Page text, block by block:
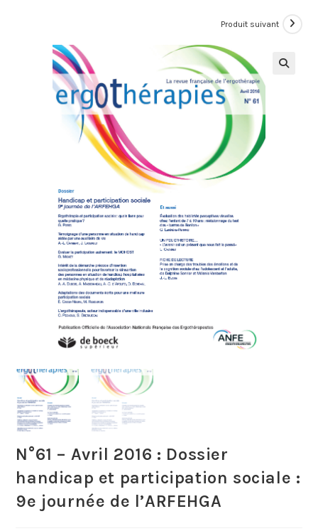
Produit suivant
N°61 – Avril 2016 : Dossier
handicap et participation sociale :
9e journée de l’ARFEHGA